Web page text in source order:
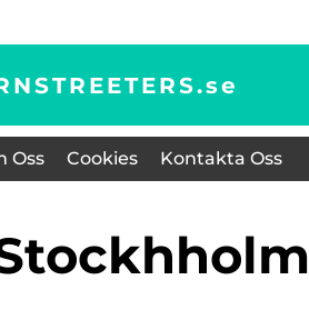
se
Oss Cookies Kontakta Oss